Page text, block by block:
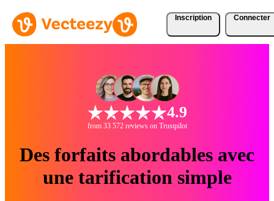
Inscription Connecter
4.9
from 33 572 reviews on Trustpilot
Des forfaits abordables avec
une tarification simple